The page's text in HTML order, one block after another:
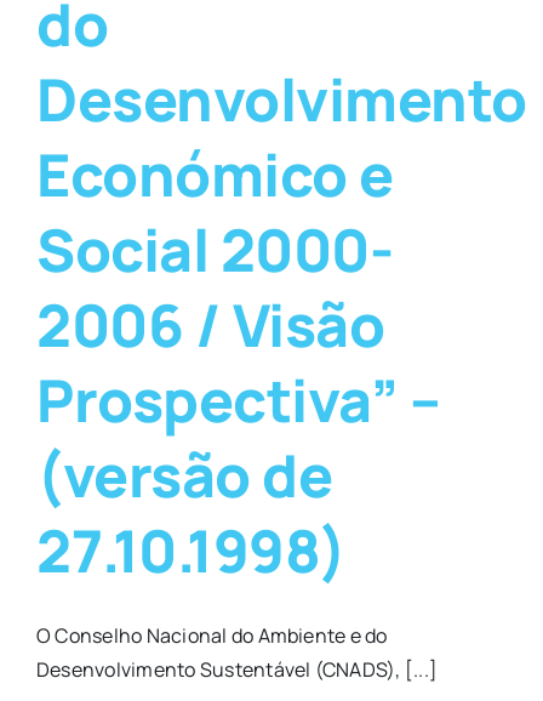
do
Desenvolvimento
Económico e
Social 2000-
2006 / Visão
Prospectiva” –
(versão de
27.10.1998)
O Conselho Nacional do Ambiente e do
Desenvolvimento Sustentável (CNADS), [...]